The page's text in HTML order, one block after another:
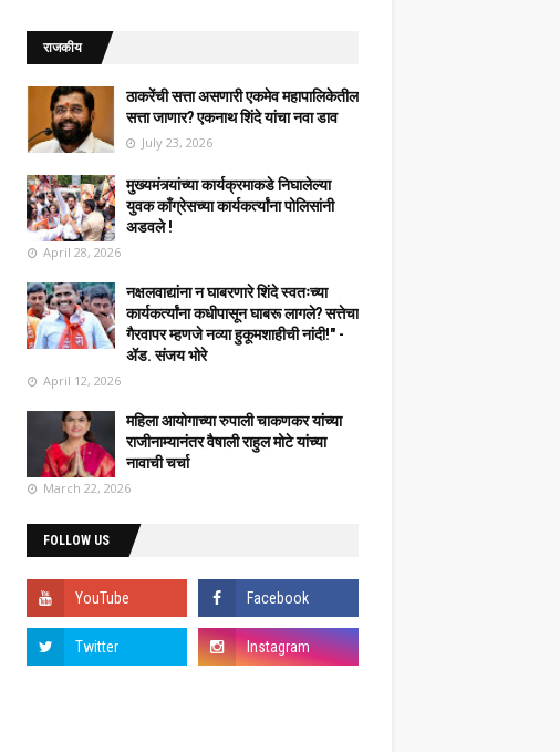
राजकीय
ठाकरेंची सत्ता असणारी एकमेव महापालिकेतील
सत्ता जाणार? एकनाथ शिंदे यांचा नवा डाव
July 23, 2026
मुख्यमंत्र्यांच्या कार्यक्रमाकडे निघालेल्या
युवक काँग्रेसच्या कार्यकर्त्यांना पोलिसांनी
अडवले !
April 28, 2026
नक्षलवाद्यांना न घाबरणारे शिंदे स्वतःच्या
कार्यकर्त्यांना कधीपासून घाबरू लागले? सत्तेचा
गैरवापर म्हणजे नव्या हुकूमशाहीची नांदी!" -
ॲड. संजय भोरे
April 12, 2026
महिला आयोगाच्या रुपाली चाकणकर यांच्या
राजीनाम्यानंतर वैषाली राहुल मोटे यांच्या
नावाची चर्चा
March 22, 2026
FOLLOW US